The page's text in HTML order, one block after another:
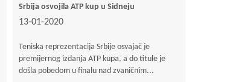
Srbija osvojila ATP kup u Sidneju
13-01-2020
Teniska reprezentacija Srbije osvajač je
premijernog izdanja ATP kupa, a do titule je
došla pobedom u finalu nad zvaničnim...